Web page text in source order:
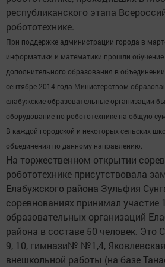
республиканского этапа
робототехнике.
При поддержке администрации города в
информатики и математики прошли обучение
дополнительного образования в
сентябре 2014 года Министерством
елабужские образовательные организации
оборудование по робототехнике на общую
В каждой городской и некоторых сельских
объединения по данному направлению.
На торжественном открытии
робототехнике присутствовала
Елабужского района Зульфия
соревнованиях принимал участие
образовательных организаций
района в составе 50 человек.
9, 10, гимнази№ №1,4,
внешкольной работы (на базе